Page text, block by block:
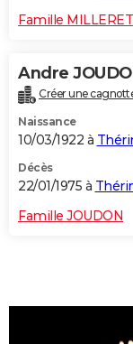
Famille MILLERET
Andre
Créer une
Naissance
10/03/1922 à
Décès
22/01/1975 à
Famille JOUDON